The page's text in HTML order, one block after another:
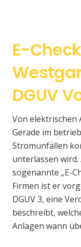
E-Check
DGUV
Von elektrischen
Gerade im
Stromunfällen
unterlassen
sogenannte „E-
Firmen ist er
DGUV 3, eine
beschreibt,
Anlagen wann